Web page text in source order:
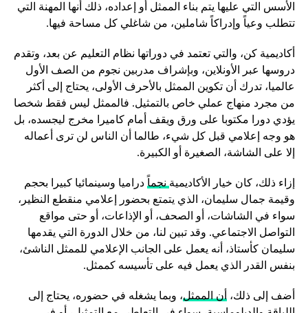
الأسس التي عليها يتم بناء الممثل أو إعداده، ذلك أنها المهنة التي
تتطلب وعياً وإدراكاً شاملين، من شاغلي كل مساحة فيها.
أكاديمية كن، والتي تعتمد في دوراتها نظام التعليم عن بعد، وتقدم
دروسها عبر الأونلاين، وبإشراف مدربين نجوم من الصف الأول
عالميا، تدرك أن تكوين الممثل بالأحرف الأولى، يحتاج إلى أكثر
من مجرد منهاج عملي خاص بالتمثيل. فالممثل ليس فقط شخصا
يؤدي دورا مكتوبا على ورق ويقف أمام كاميرا مخرج ليجسده، بل
هو وجه إعلامي قبل كل شيء، طالما أن الناس لن ترى أعماله
إلا على الشاشة، الصغيرة أو الكبيرة.
إزاء ذلك، كان خيار الأكاديميةنجماًدراميا وسينمائيا كبيرا بحجم
وقيمة جمال سليمان، الذي يتمتع بحضور إعلامي منقطع النظير،
سواء في الشاشات، أو الصحف، أو الإذاعات، أو حتى مواقع
التواصل الاجتماعي. وقد تبين لنا، من خلال الدورة التي يقدمها
سليمان كأستاذ، أنه يعمل على الجانب الإعلامي للممثل الناشئ،
بنفس القدر الذي يعمل فيه على تأسيسه كممثل.
أضف إلى ذلك، أن الممثل، وبما يشغله في حضوره، يحتاج إلى